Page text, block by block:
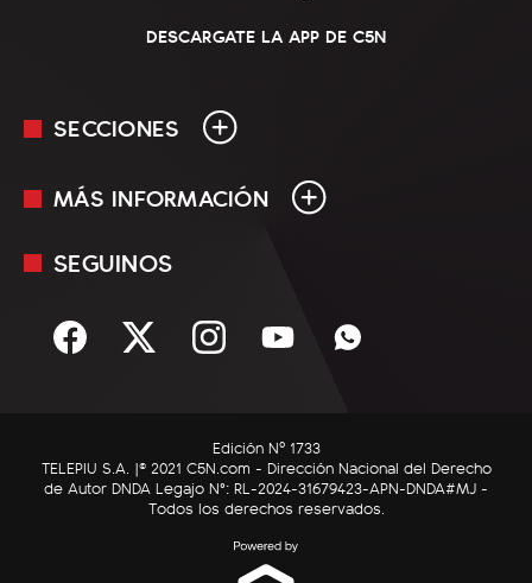
DESCARGATE LA APP DE C5N
SECCIONES
En Vivo
Sociedad
C5N Autos
RatingCero
MÁS INFORMACIÓN
Mediakit
Términos y condiciones
SEGUINOS
Edición Nº 1733
TELEPIU S.A. |© 2021 C5N.com - Dirección Nacional del Derecho
de Autor DNDA Legajo N°: RL-2024-31679423-APN-DNDA#MJ -
Todos los derechos reservados.